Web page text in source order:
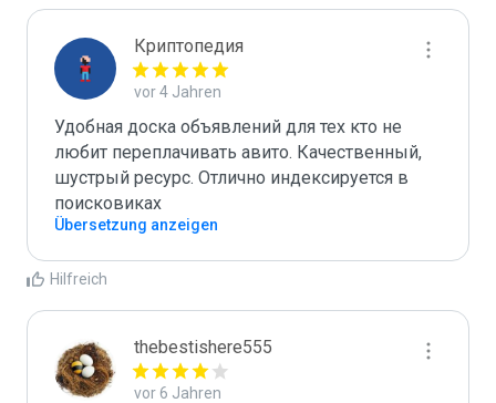
Криптопедия
vor 4 Jahren
Удобная доска объявлений для тех кто не
любит переплачивать авито. Качественный,
шустрый ресурс. Отлично индексируется в
поисковиках
Übersetzung anzeigen
Hilfreich
thebestishere555
vor 6 Jahren